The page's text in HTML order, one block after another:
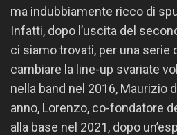
ma indubbiamente ricco di
Infatti, dopo l’uscita del
ci siamo trovati, per una serie
cambiare la line-up svariate
nella band nel 2016, Maurizio
anno, Lorenzo, co-fondatore
alla base nel 2021, dopo